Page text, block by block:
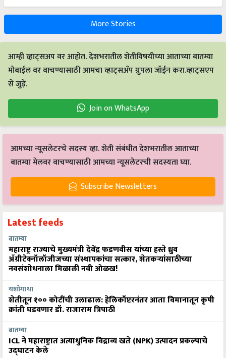
More Stories
आम्ही व्हाट्सअप वर आहोत. देशभरातील शेतीविषयीच्या आताच्या बातम्या
मोबाईल वर वाचण्यासाठी आमचा व्हाट्सअँप ग्रुपला जॉईन करा.व्हाट्सएप
से जुड़ें.
Join on WhatsApp
आमच्या न्यूसलेटरचे सदस्य व्हा. शेती संबंधीत देशभरातील आताच्या
बातम्या मेलवर वाचण्यासाठी आमच्या न्यूसलेटरची सदस्यता घ्या.
Subscribe Newsletters
Latest feeds
बातम्या
महाराष्ट्र राज्याचे मुख्यमंत्री देवेंद्र फडणवीस यांच्या हस्ते ध्रुव
ॲग्रीटेक्नॉलॉजीजच्या संस्थापकांचा सत्कार, शेतकऱ्यांसाठीच्या
नवसंशोधनाला मिळाली नवी ओळख!
यशोगाथा
शेतीतून १०० कोटींची उलाढाल: हेलिकॉप्टरनंतर आता विमानातून कृषी
क्रांती घडवणार डॉ. राजाराम त्रिपाठी
बातम्या
ICL ने महाराष्ट्रात अत्याधुनिक विद्राव्य खते (NPK) उत्पादन प्रकल्पाचे
उद्घाटन केले